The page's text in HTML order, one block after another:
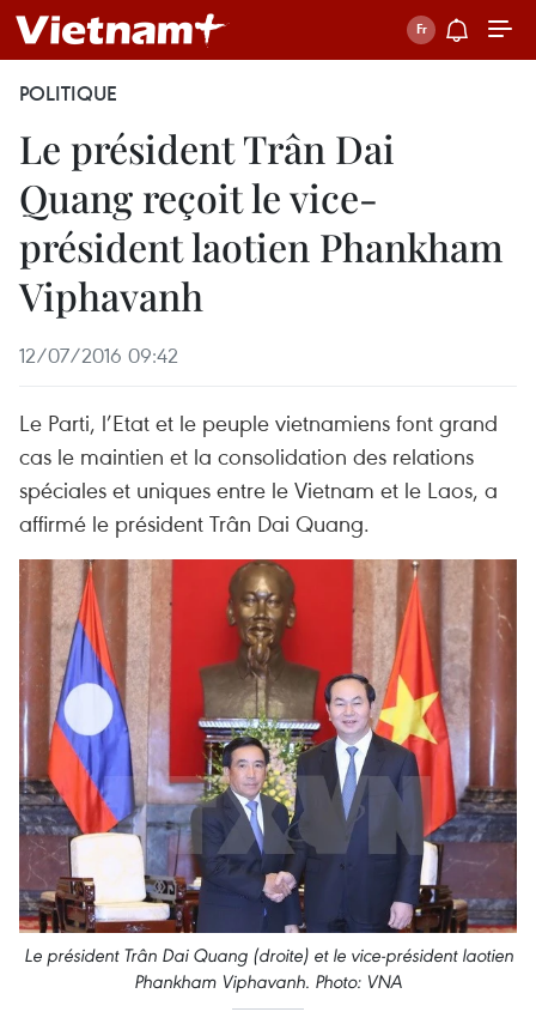
POLITIQUE
Le président Trân Dai
Quang reçoit le vice-
président laotien Phankham
Viphavanh
12/07/2016 09:42
Le Parti, l’Etat et le peuple vietnamiens font grand
cas le maintien et la consolidation des relations
spéciales et uniques entre le Vietnam et le Laos, a
affirmé le président Trân Dai Quang.
Le président Trân Dai Quang (droite) et le vice-président laotien
Phankham Viphavanh. Photo: VNA